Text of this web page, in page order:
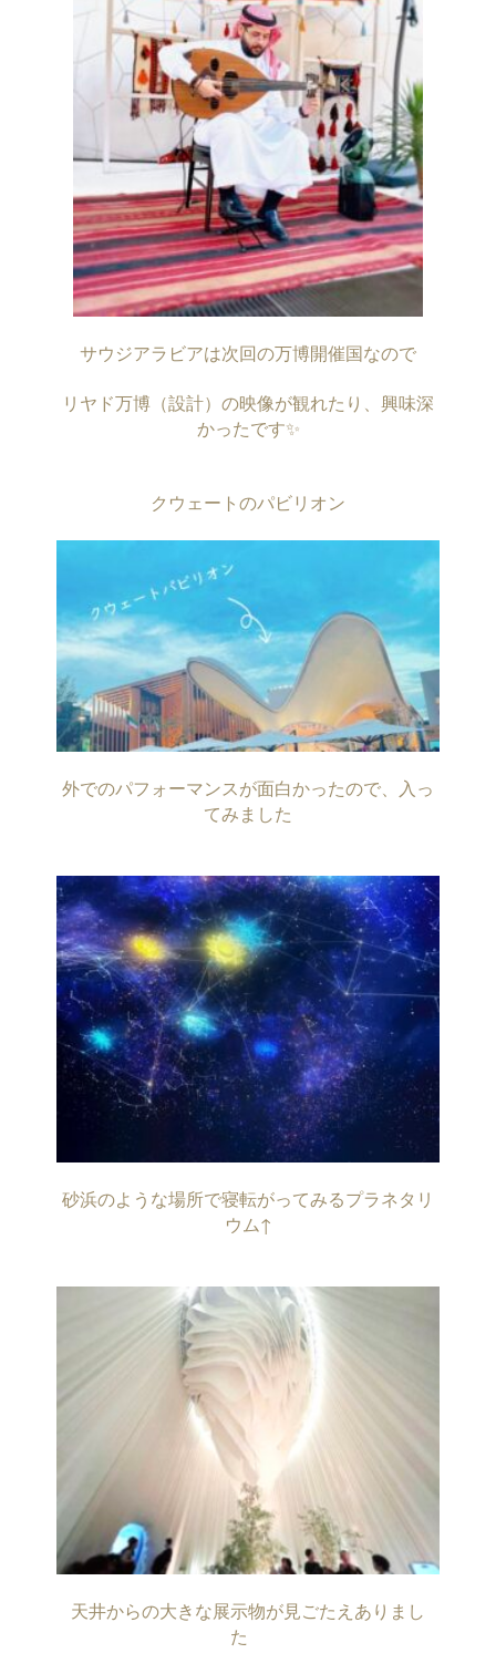
サウジアラビアは次回の万博開催国なので
リヤド万博（設計）の映像が観れたり、興味深
かったです✨
クウェートのパビリオン
外でのパフォーマンスが面白かったので、入っ
てみました
砂浜のような場所で寝転がってみるプラネタリ
ウム↑
天井からの大きな展示物が見ごたえありまし
た